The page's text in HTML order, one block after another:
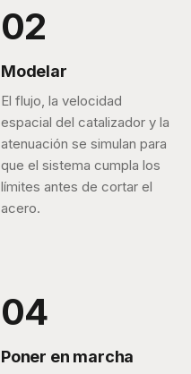
Modelar
El flujo, la velocidad
espacial del catalizador y la
atenuación se simulan para
que el sistema cumpla los
límites antes de cortar el
acero.
Poner en marcha